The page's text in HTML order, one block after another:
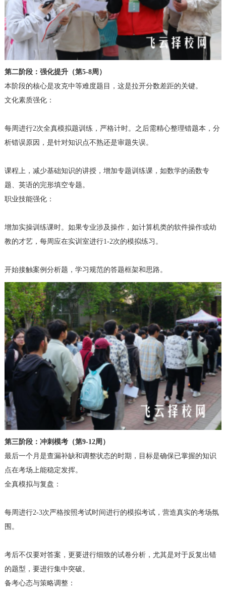
第二阶段：强化提升（第5-8周）
本阶段的核心是攻克中等难度题目，这是拉开分数差距的关键。
文化素质强化：
每周进行2次全真模拟题训练，严格计时。之后需精心整理错题本，分
析错误原因，是针对知识点不熟还是审题失误。
课程上，减少基础知识的讲授，增加专题训练课，如数学的函数专
题、英语的完形填空专题。
职业技能强化：
增加实操训练课时。如果专业涉及操作，如计算机类的软件操作或幼
教的才艺，每周应在实训室进行1-2次的模拟练习。
开始接触案例分析题，学习规范的答题框架和思路。
第三阶段：冲刺模考（第9-12周）
最后一个月是查漏补缺和调整状态的时期，目标是确保已掌握的知识
点在考场上能稳定发挥。
全真模拟与复盘：
每周进行2-3次严格按照考试时间进行的模拟考试，营造真实的考场氛
围。
考后不仅要对答案，更要进行细致的试卷分析，尤其是对于反复出错
的题型，要进行集中突破。
备考心态与策略调整：